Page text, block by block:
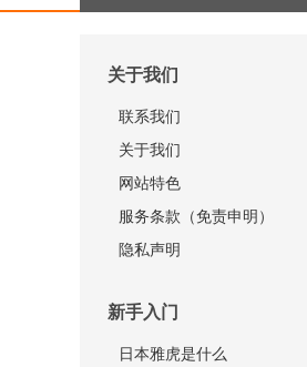
关于我们
联系我们
关于我们
网站特色
服务条款（免责申明）
隐私声明
新手入门
日本雅虎是什么